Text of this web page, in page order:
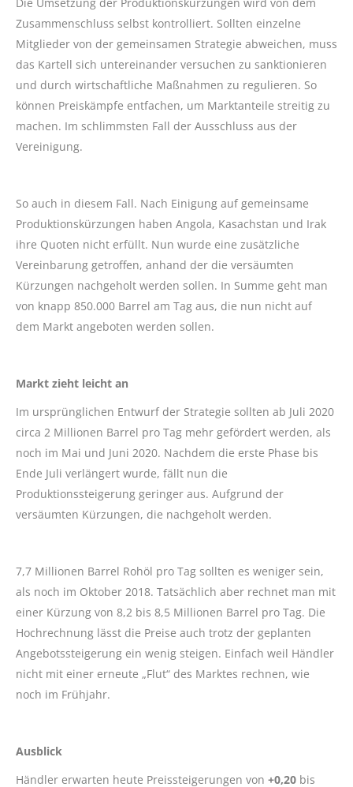
Zusammenschluss selbst kontrolliert. Sollten einzelne
Mitglieder von der gemeinsamen Strategie abweichen, muss
das Kartell sich untereinander versuchen zu sanktionieren
und durch wirtschaftliche Maßnahmen zu regulieren. So
können Preiskämpfe entfachen, um Marktanteile streitig zu
machen. Im schlimmsten Fall der Ausschluss aus der
Vereinigung.
So auch in diesem Fall. Nach Einigung auf gemeinsame
Produktionskürzungen haben Angola, Kasachstan und Irak
ihre Quoten nicht erfüllt. Nun wurde eine zusätzliche
Vereinbarung getroffen, anhand der die versäumten
Kürzungen nachgeholt werden sollen. In Summe geht man
von knapp 850.000 Barrel am Tag aus, die nun nicht auf
dem Markt angeboten werden sollen.
Markt zieht leicht an
Im ursprünglichen Entwurf der Strategie sollten ab Juli 2020
circa 2 Millionen Barrel pro Tag mehr gefördert werden, als
noch im Mai und Juni 2020. Nachdem die erste Phase bis
Ende Juli verlängert wurde, fällt nun die
Produktionssteigerung geringer aus. Aufgrund der
versäumten Kürzungen, die nachgeholt werden.
7,7 Millionen Barrel Rohöl pro Tag sollten es weniger sein,
als noch im Oktober 2018. Tatsächlich aber rechnet man mit
einer Kürzung von 8,2 bis 8,5 Millionen Barrel pro Tag. Die
Hochrechnung lässt die Preise auch trotz der geplanten
Angebotssteigerung ein wenig steigen. Einfach weil Händler
nicht mit einer erneute „Flut“ des Marktes rechnen, wie
noch im Frühjahr.
Ausblick
Händler erwarten heute Preissteigerungen von +0,20 bis